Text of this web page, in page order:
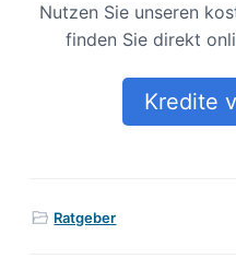
Nutzen Sie unseren
finden Sie direkt
Kredite
Ratgeber